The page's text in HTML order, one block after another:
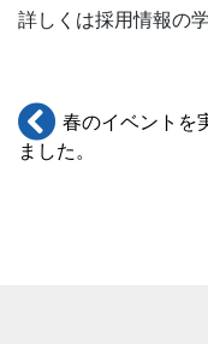
詳しくは採用情報の
春のイベントを
ました。